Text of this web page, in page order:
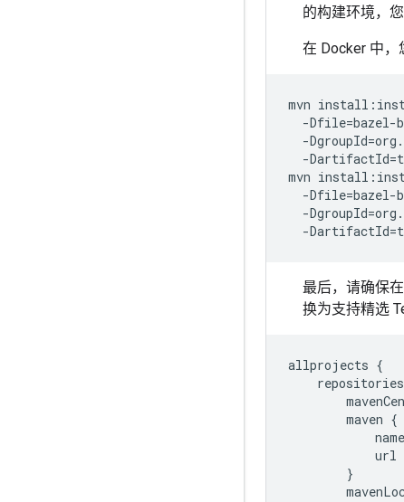
的构建环境，
在 Docker 中，
mvn
-Dfile=bazel-
-DgroupId=
-DartifactId=
mvn
-Dfile=bazel-
-DgroupId=
-DartifactId=
最后，请确保
换为支持精选
allprojects {
repositories
maven {
name
url
}